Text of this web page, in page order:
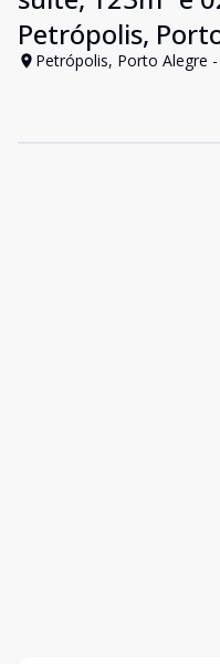
Petrópolis,
Petrópolis, Porto Alegre -